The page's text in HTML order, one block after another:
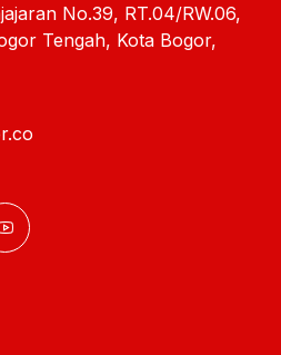
No.39, RT.04/RW.06,
Tengah, Kota Bogor,